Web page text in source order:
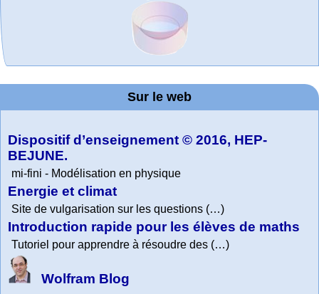
La société 2018
expliquée à mon
grand-père
Wolfram
Mathematica
Tutorial
Collection
Wolfram
Education Portal
MATHCURVE.CO
M
Online math
practice and
lessons
TED Talks
Office fédéral de
la statistique
WolframTones :
Generate a
Composition
Wolfram web
resources
Sur le web
Dispositif d’enseignement © 2016, HEP-
BEJUNE.
mi-fini - Modélisation en physique
Energie et climat
Site de vulgarisation sur les questions (…)
Introduction rapide pour les élèves de maths
Tutoriel pour apprendre à résoudre des (…)
Wolfram Blog